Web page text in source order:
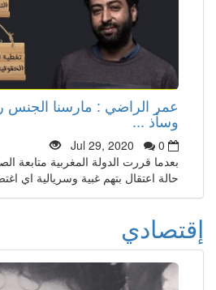
عمر الراضي : مارسنا الجنس
وسأذ ...
Jul 29, 2020
0
بعدما قررت الدولة المغربية متابعة
حالة اعتقال بتهم غبية وسريالية اي اغتصا
إقتصادي